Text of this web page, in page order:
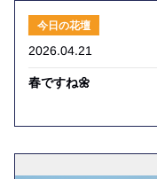
今日の花壇
2026.04.21
春ですね🌼